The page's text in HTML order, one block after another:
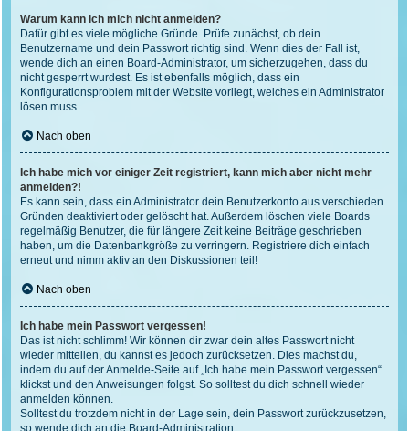
Warum kann ich mich nicht anmelden?
Dafür gibt es viele mögliche Gründe. Prüfe zunächst, ob dein
Benutzername und dein Passwort richtig sind. Wenn dies der Fall ist,
wende dich an einen Board-Administrator, um sicherzugehen, dass du
nicht gesperrt wurdest. Es ist ebenfalls möglich, dass ein
Konfigurationsproblem mit der Website vorliegt, welches ein Administrator
lösen muss.
Nach oben
Ich habe mich vor einiger Zeit registriert, kann mich aber nicht mehr
anmelden?!
Es kann sein, dass ein Administrator dein Benutzerkonto aus verschieden
Gründen deaktiviert oder gelöscht hat. Außerdem löschen viele Boards
regelmäßig Benutzer, die für längere Zeit keine Beiträge geschrieben
haben, um die Datenbankgröße zu verringern. Registriere dich einfach
erneut und nimm aktiv an den Diskussionen teil!
Nach oben
Ich habe mein Passwort vergessen!
Das ist nicht schlimm! Wir können dir zwar dein altes Passwort nicht
wieder mitteilen, du kannst es jedoch zurücksetzen. Dies machst du,
indem du auf der Anmelde-Seite auf „Ich habe mein Passwort vergessen“
klickst und den Anweisungen folgst. So solltest du dich schnell wieder
anmelden können.
Solltest du trotzdem nicht in der Lage sein, dein Passwort zurückzusetzen,
so wende dich an die Board-Administration.